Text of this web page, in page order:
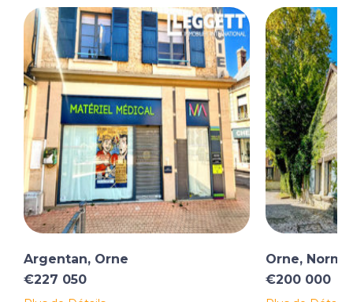
Argentan, Orne
€227 050
Orne,
€200 000